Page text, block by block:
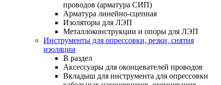
проводов (арматура СИП)
Арматура линейно-сцепная
Изоляторы для ЛЭП
Металлоконструкции и опоры для ЛЭП
Инструменты для опрессовки, резки, снятия
изоляции
В раздел
Аксессуары для оконцевателей проводов
Вкладыш для инструмента для опрессовки